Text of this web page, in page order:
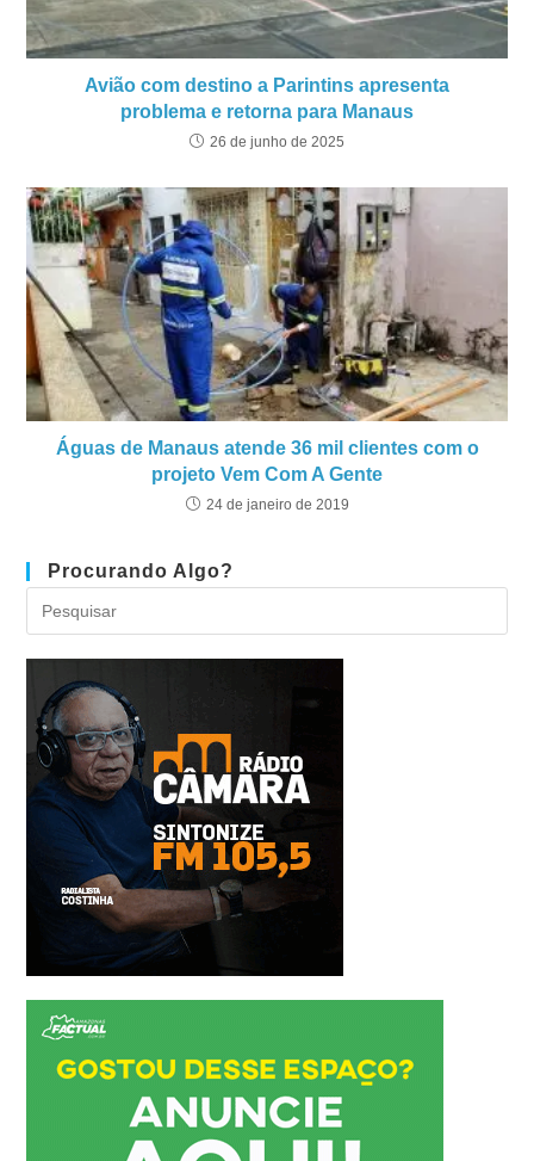
Avião com destino a Parintins apresenta
problema e retorna para Manaus
26 de junho de 2025
Águas de Manaus atende 36 mil clientes com o
projeto Vem Com A Gente
24 de janeiro de 2019
Procurando Algo?